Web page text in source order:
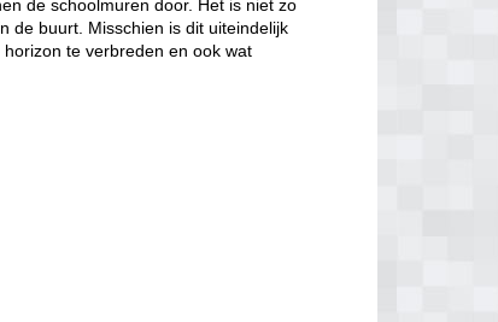
de schoolmuren door. Het is niet zo
de buurt. Misschien is dit uiteindelijk
te verbreden en ook wat